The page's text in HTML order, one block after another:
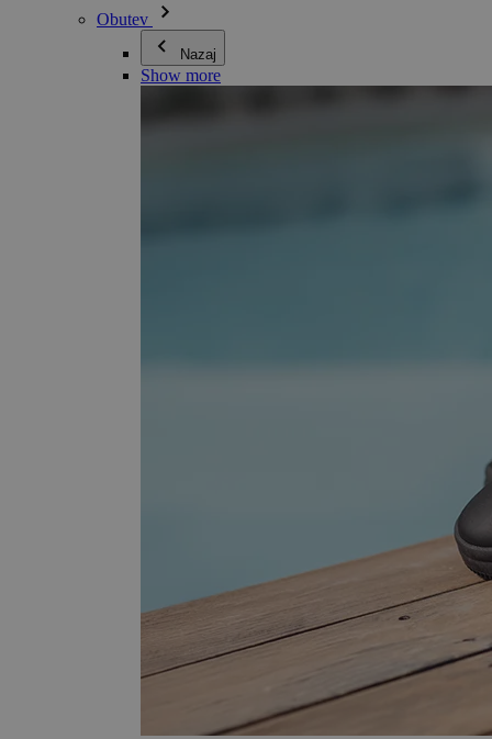
Obutev
Nazaj
Show more